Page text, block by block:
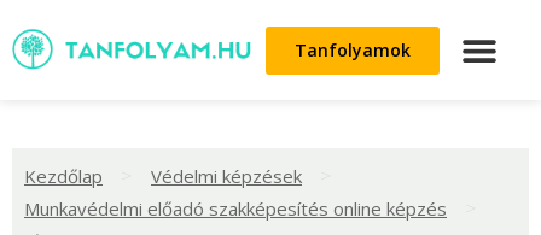
Tanfolyamok
Kezdőlap Védelmi képzések
Munkavédelmi előadó szakképesítés online képzés